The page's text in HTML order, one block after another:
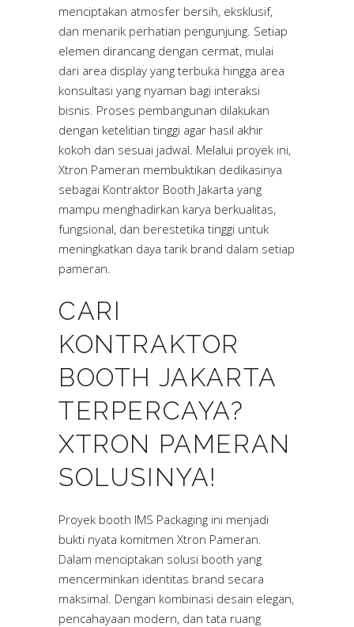
menciptakan atmosfer bersih, eksklusif,
dan menarik perhatian pengunjung. Setiap
elemen dirancang dengan cermat, mulai
dari area display yang terbuka hingga area
konsultasi yang nyaman bagi interaksi
bisnis. Proses pembangunan dilakukan
dengan ketelitian tinggi agar hasil akhir
kokoh dan sesuai jadwal. Melalui proyek ini,
Xtron Pameran membuktikan dedikasinya
sebagai Kontraktor Booth Jakarta yang
mampu menghadirkan karya berkualitas,
fungsional, dan berestetika tinggi untuk
meningkatkan daya tarik brand dalam setiap
pameran.
CARI
KONTRAKTOR
BOOTH JAKARTA
TERPERCAYA?
XTRON PAMERAN
SOLUSINYA!
Proyek booth IMS Packaging ini menjadi
bukti nyata komitmen Xtron Pameran.
Dalam menciptakan solusi booth yang
mencerminkan identitas brand secara
maksimal. Dengan kombinasi desain elegan,
pencahayaan modern, dan tata ruang